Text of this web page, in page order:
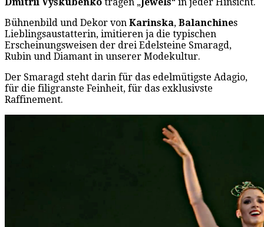
Bühnenbild und Dekor von Karinska, Balanchines
Lieblingsaustatterin, imitieren ja die typischen
Erscheinungsweisen der drei Edelsteine Smaragd,
Rubin und Diamant in unserer Modekultur.
Der Smaragd steht darin für das edelmütigste Adagio,
für die filigranste Feinheit, für das exklusivste
Raffinement.